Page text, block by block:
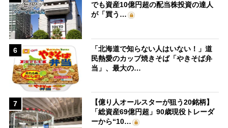
でも資産10億円超の配当株投資の達人
が「買う…
6
「北海道で知らない人はいない！」道
民熱愛のカップ焼きそば「やきそば弁
当」、最大の…
7
【億り人オールスターが狙う20銘柄】
「総資産69億円超」90歳現役トレーダ
ーから“10…